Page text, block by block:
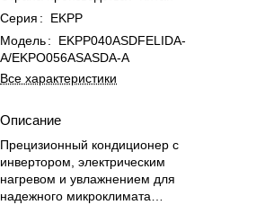
Серия :
EKPP
Модель:
EKPP040ASDFELIDA-
A/EKPO056ASASDA-A
Все характеристики
Описание
Прецизионный кондиционер с
инвертором, электрическим
нагревом и увлажнением для
надежного микроклимата